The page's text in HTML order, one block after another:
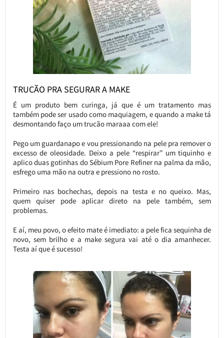
TRUCÃO PRA SEGURAR A MAKE
É um produto bem curinga, já que é um tratamento mas
também pode ser usado como maquiagem, e quando a make tá
desmontando faço um trucão maraaa com ele!
Pego um guardanapo e vou pressionando na pele pra remover o
excesso de oleosidade. Deixo a pele “respirar” um tiquinho e
aplico duas gotinhas do Sébium Pore Refiner na palma da mão,
esfrego uma mão na outra e pressiono no rosto.
Primeiro nas bochechas, depois na testa e no queixo. Mas,
quem quiser pode aplicar direto na pele também, sem
problemas.
E aí, meu povo, o efeito mate é imediato: a pele fica sequinha de
novo, sem brilho e a make segura vai até o dia amanhecer.
Testa aí que é sucesso!